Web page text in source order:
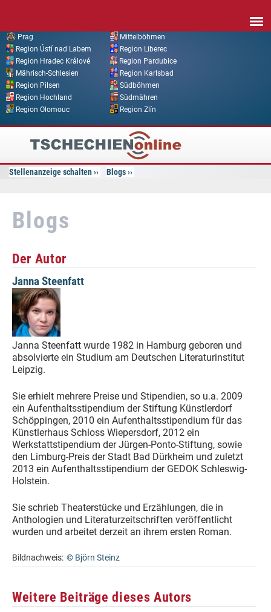
Prag
Mittelböhmen
Region Ústí nad Labem
Region Liberec
Region Hradec Králové
Region Pardubice
Mährisch-Schlesien
Region Karlsbad
Region Pilsen
Südböhmen
Region Hochland
Südmähren
Region Olomouc
Region Zlín
Tschechien
Online
Stellenanzeige schalten Blogs
Blogs
Der Autor
Janna Steenfatt
Janna Steenfatt wurde 1982 in Hamburg geboren und
absolvierte ein Studium am Deutschen Literaturinstitut
Leipzig.
Sie erhielt mehrere Preise und Stipendien, so u.a. 2009
ein Aufenthaltsstipendium der Stiftung Künstlerdorf
Schöppingen, 2010 ein Aufenthaltsstipendium für das
Künstlerhaus Schloss Wiepersdorf, 2012 ein
Werkstattstipendium der Jürgen-Ponto-Stiftung, sowie
den Limburg-Preis der Stadt Bad Dürkheim und zuletzt
2013 ein Aufenthaltsstipendium der GEDOK Schleswig-
Holstein.
Sie schrieb Theaterstücke und Erzählungen, die in
Anthologien und Literaturzeitschriften veröffentlicht
wurden und arbeitet derzeit an ihrem ersten Roman.
Bildnachweis: © Björn Steinz
Weitere Beiträge dieses Autors